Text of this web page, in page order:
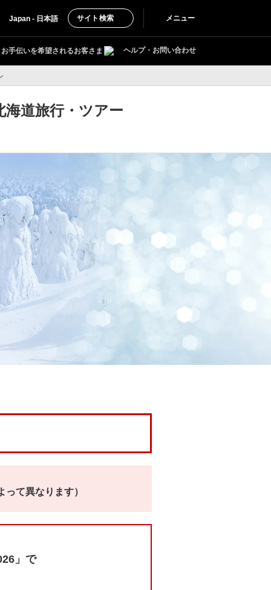
Japan - 日本語 サイト検索 メニュー
お手伝いを希望されるお客さま ヘルプ・お問い合わせ
道旅行・ツアー
って異なります）
」で